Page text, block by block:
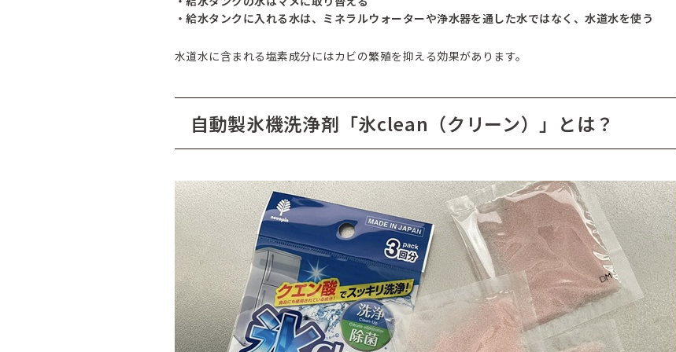
・給水タンクに入れる水は、ミネラルウォーターや浄水器を通した水ではなく、水道水を使う
水道水に含まれる塩素成分にはカビの繁殖を抑える効果があります。
自動製氷機洗浄剤「氷clean（クリーン）」とは？